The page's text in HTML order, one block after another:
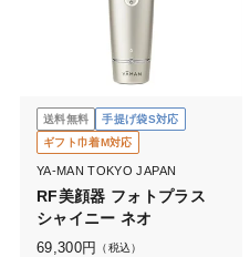
送料無料
手提げ袋S対応
ギフト巾着M対応
YA-MAN TOKYO JAPAN
RF美顔器 フォトプラス
シャイニー ネオ
69,300円 （税込）